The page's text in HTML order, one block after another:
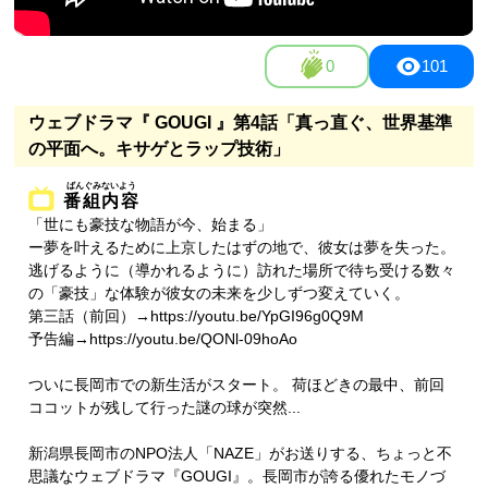
0 101
ウェブドラマ『 GOUGI 』第4話「真っ直ぐ、世界基準
の平面へ。キサゲとラップ技術」
番組内容
「世にも豪技な物語が今、始まる」
ー夢を叶えるために上京したはずの地で、彼女は夢を失った。
逃げるように（導かれるように）訪れた場所で待ち受ける数々
の「豪技」な体験が彼女の未来を少しずつ変えていく。
第三話（前回）→https://youtu.be/YpGI96g0Q9M
予告編→https://youtu.be/QONl-09hoAo​​​
ついに長岡市での新生活がスタート。 荷ほどきの最中、前回
ココットが残して行った謎の球が突然...
新潟県長岡市のNPO法人「NAZE」がお送りする、ちょっと不
思議なウェブドラマ『GOUGI』。長岡市が誇る優れたモノづ